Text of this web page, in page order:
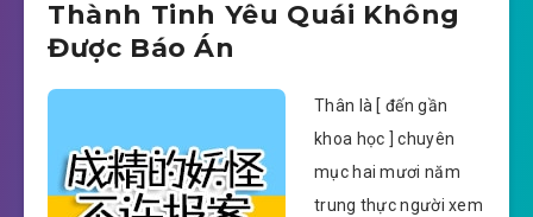
Thành Tinh Yêu Quái Không
Được Báo Án
Thân là [ đến gần
khoa học ] chuyên
mục hai mươi năm
trung thực người xem